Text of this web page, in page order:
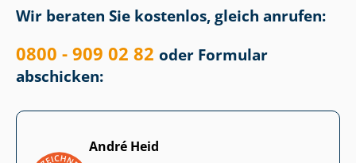
Wir beraten Sie kostenlos, gleich anrufen:
0800 - 909 02 82 oder Formular
abschicken:
André Heid